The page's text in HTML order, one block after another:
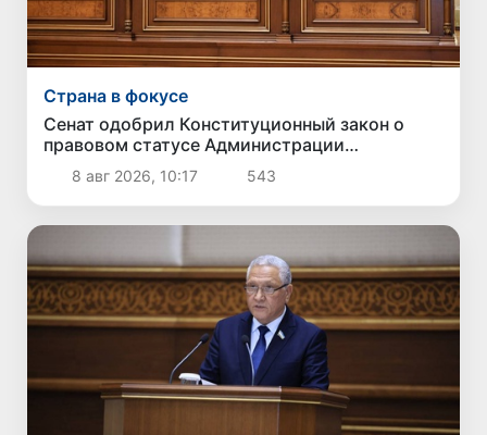
Страна в фокусе
Сенат одобрил Конституционный закон о
правовом статусе Администрации
Президента Республики Узбекистан
8 авг 2026, 10:17 543